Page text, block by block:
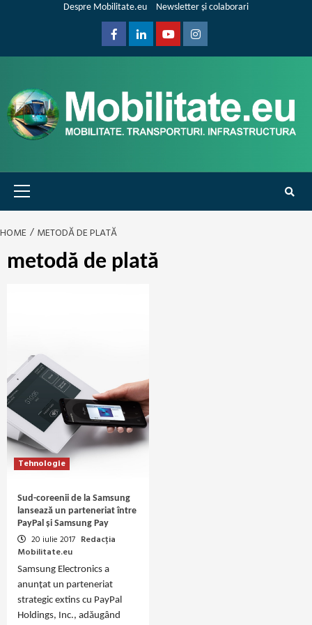
Despre Mobilitate.eu Newsletter și colaborari
FacebookLinkedinYoutubeInstagram
Primary
Menu
HOME METODĂ DE PLATĂ
metodă de plată
Tehnologie
Sud-coreenii de la Samsung
lansează un parteneriat între
PayPal și Samsung Pay
20 iulie 2017 Redacția
Mobilitate.eu
Samsung Electronics a
anunțat un parteneriat
strategic extins cu PayPal
Holdings, Inc., adăugând